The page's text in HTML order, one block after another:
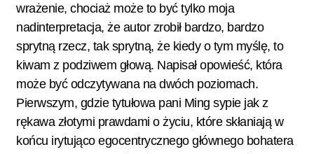
wrażenie, chociaż może to być tylko moja
nadinterpretacja, że autor zrobił bardzo, bardzo
sprytną rzecz, tak sprytną, że kiedy o tym myślę, to
kiwam z podziwem głową. Napisał opowieść, która
może być odczytywana na dwóch poziomach.
Pierwszym, gdzie tytułowa pani Ming sypie jak z
rękawa złotymi prawdami o życiu, które skłaniają w
końcu irytująco egocentrycznego głównego bohatera